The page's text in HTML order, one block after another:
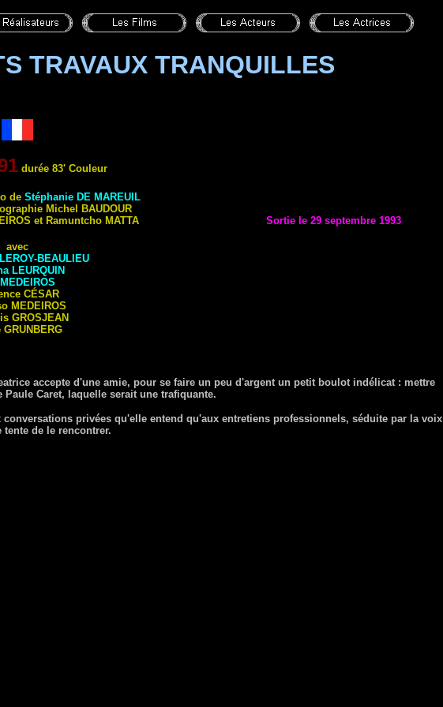
TRAVAUX TRANQUILLES
durée 83' Couleur
de Stéphanie DE MAREUIL
Michel BAUDOUR
et Ramuntcho MATTA
avec
LEROY-BEAULIEU
LEURQUIN
MEDEIROS
CÉSAR
MEDEIROS
GROSJEAN
GRUNBERG
Sortie le 29 septembre 1993
accepte d'une amie, pour se faire un peu d'argent un petit boulot indélicat : mettre
Caret, laquelle serait une trafiquante.
privées qu'elle entend qu'aux entretiens professionnels, séduite par la voix
de le rencontrer.